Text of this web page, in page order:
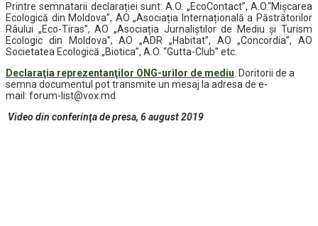
Printre semnatarii declarației sunt: A.O. „EcoContact”, A.O.“Mișcarea
Ecologică din Moldova”, AO „Asociația Internațională a Păstrătorilor
Râului „Eco-Tiras”, AO „Asociația Jurnaliștilor de Mediu și Turism
Ecologic din Moldova”, AO „ADR „Habitat”, AO „Concordia”, AO
Societatea Ecologică „Biotica”, A.O. “Gutta-Club” etc.
Declaraţia reprezentanţilor ONG-urilor de mediu . Doritorii de a
semna documentul pot transmite un mesaj la adresa de e-
mail: forum-list@vox.md
Video din conferinţa de presa, 6 august 2019